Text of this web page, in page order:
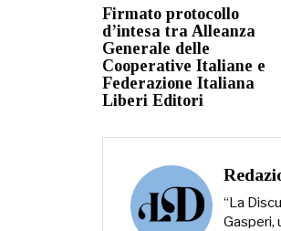
Firmato protocollo
d’intesa tra Alleanza
Generale delle
Cooperative Italiane e
Federazione Italiana
Liberi Editori
“La
Gasperi,